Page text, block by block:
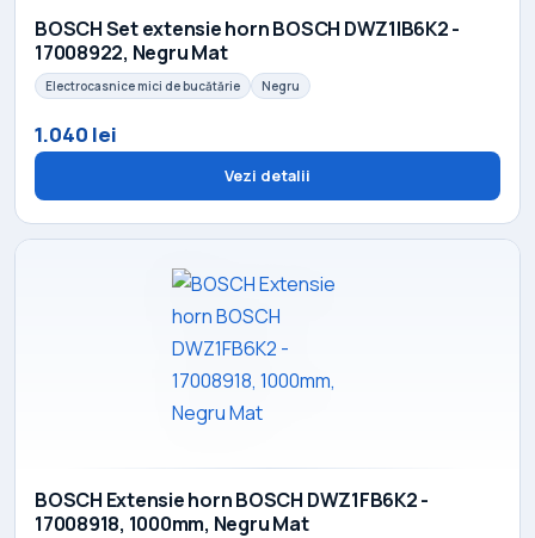
BOSCH Set extensie horn BOSCH DWZ1IB6K2 -
17008922, Negru Mat
Electrocasnice mici de bucătărie Negru
1.040 lei
Vezi detalii
BOSCH Extensie horn BOSCH DWZ1FB6K2 -
17008918, 1000mm, Negru Mat